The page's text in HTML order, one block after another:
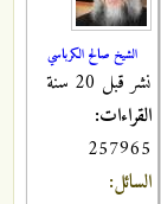
الشيخ صالح الكرباسي
نشر قبل 20 سنة
القراءات:
257965
السائل: